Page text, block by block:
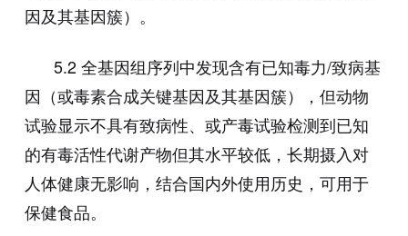
因及其基因簇）。
5.2 全基因组序列中发现含有已知毒力/致病基
因（或毒素合成关键基因及其基因簇），但动物
试验显示不具有致病性、或产毒试验检测到已知
的有毒活性代谢产物但其水平较低，长期摄入对
人体健康无影响，结合国内外使用历史，可用于
保健食品。